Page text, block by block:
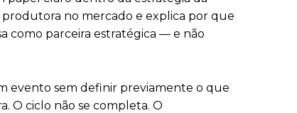
produtora no mercado e explica por que
como parceira estratégica — e não
evento sem definir previamente o que
O ciclo não se completa. O